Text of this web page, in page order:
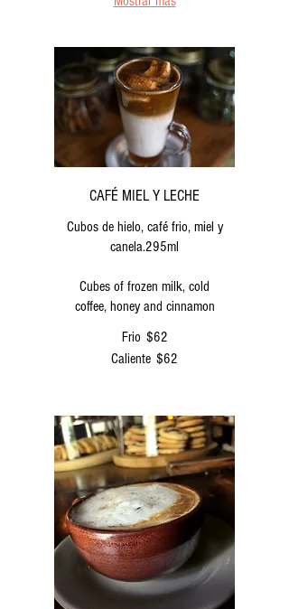
CAFÉ MIEL Y LECHE
Cubos de hielo, café frio, miel y
canela.295ml
Cubes of frozen milk, cold
coffee, honey and cinnamon
Frio $62
Caliente $62